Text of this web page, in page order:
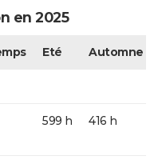
en 2025
Eté Automne
599 h 416 h